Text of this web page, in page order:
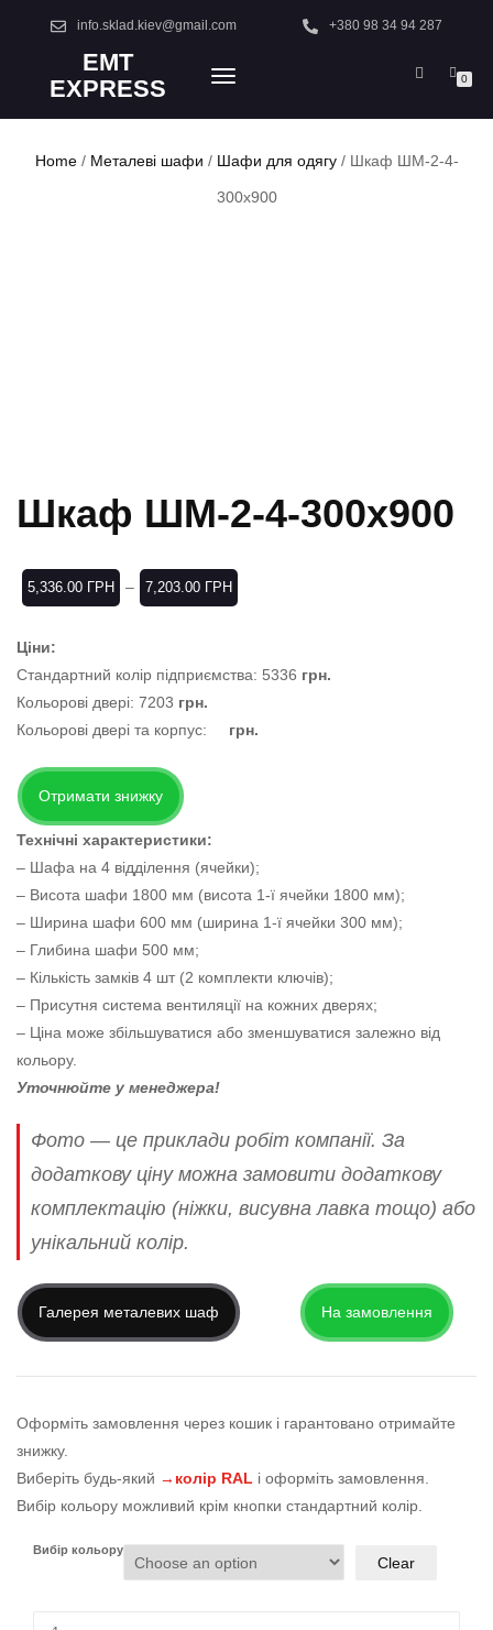
info.sklad.kiev@gmail.com +380 98 34 94 287
EMT
EXPRESS
TOGGLE
0
Home/ Металеві шафи / Шафи для одягу/ Шкаф ШМ-2-4-
300х900
Шкаф ШМ-2-4-300х900
5,336.00 ГРН – 7,203.00 ГРН
Ціни:
Стандартний колір підприємства: 5336 грн.
Кольорові двері: 7203 грн.
Кольорові двері та корпус: грн.
Отримати знижку
Технічні характеристики:
– Шафа на 4 відділення (ячейки);
– Висота шафи 1800 мм (висота 1-ї ячейки 1800 мм);
– Ширина шафи 600 мм (ширина 1-ї ячейки 300 мм);
– Глибина шафи 500 мм;
– Кількість замків 4 шт (2 комплекти ключів);
– Присутня система вентиляції на кожних дверях;
– Ціна може збільшуватися або зменшуватися залежно від
кольору.
Уточнюйте у менеджера!
Фото — це приклади робіт компанії. За
додаткову ціну можна замовити додаткову
комплектацію (ніжки, висувна лавка тощо) або
унікальний колір.
Галерея металевих шаф На замовлення
Оформіть замовлення через кошик і гарантовано отримайте
знижку.
Виберіть будь-який →колір RAL і оформіть замовлення.
Вибір кольору можливий крім кнопки стандартний колір.
Вибір кольору
Clear